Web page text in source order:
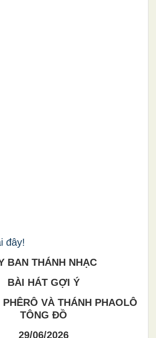
đây!
BAN THÁNH NHẠC
BÀI HÁT GỢI Ý
PHÊRÔ VÀ THÁNH PHAOLÔ
TÔNG ĐỒ
29/06/2026